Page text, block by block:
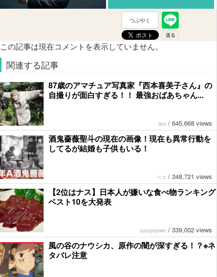
つぶやく
この記事は現在コメントを表示していません。
関連する記事
87歳のアマチュア写真家『西本喜美子さん』の
自撮りが面白すぎる！！ 最強おばあちゃん...
rico / 645,668 views
酒鬼薔薇聖斗の現在の画像！現在も異常行動を
してるが結婚も子供もいる！
ペコ / 348,721 views
【2位はナス】日本人が嫌いな食べ物ランキング
ベスト10を大発表
yuzupiyowo / 339,002 views
風の谷のナウシカ、原作の闇が深すぎる！？※ネ
タバレ注意